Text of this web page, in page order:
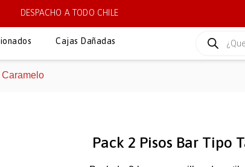
DESPACHO A TODO CHILE
Cajas Dañadas
Caramelo
Pack 2 Pisos Bar Tipo